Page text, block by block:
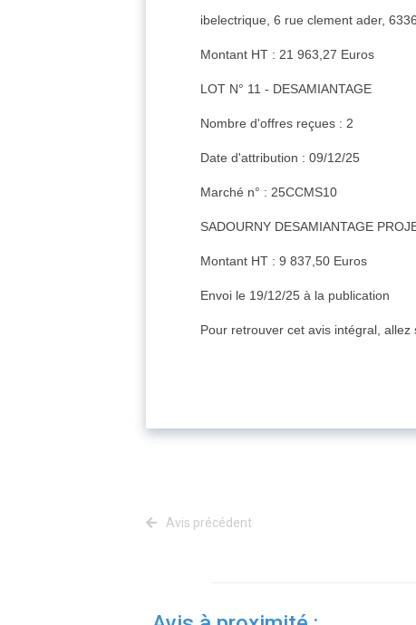
ibelectrique, 6 rue clement ader,
Montant HT : 21 963,27 Euros
LOT N° 11 - DESAMIANTAGE
Nombre d'offres reçues : 2
Date d'attribution : 09/12/25
Marché n° : 25CCMS10
SADOURNY DESAMIANTAGE
Montant HT : 9 837,50 Euros
Envoi le 19/12/25 à la publication
Pour retrouver cet avis intégral, allez
Avis précédent